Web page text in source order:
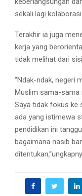
sekali lagi
Terakhir ia juga
kerja yang
tidak melihat dari sisi
“Ndak-ndak, negeri
Muslim sama-sama
Saya tidak fokus ke
ada yang istimewa
pendidikan ini
bagaimana nasib